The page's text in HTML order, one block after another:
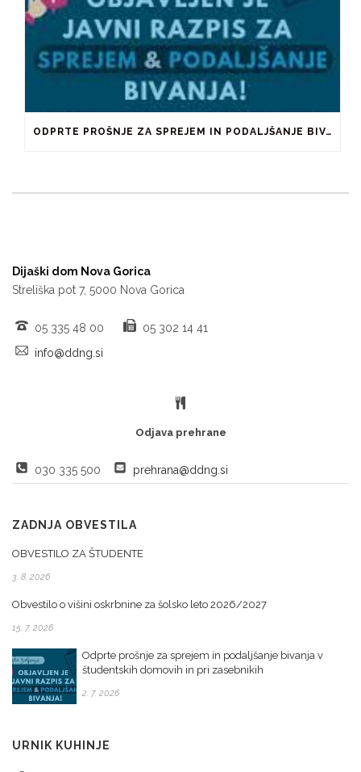
ODPRTE PROŠNJE ZA SPREJEM IN PODALJŠANJE BIVANJA V ŠTUDENTSKIH DOMOVIH IN PRI ZASEBNIKIH
Dijaški dom Nova Gorica
Streliška pot 7, 5000 Nova Gorica
05 335 48 00
05 302 14 41
info@ddng.si
Odjava prehrane
030 335 500 prehrana@ddng.si
ZADNJA OBVESTILA
OBVESTILO ZA ŠTUDENTE
3. 8. 2026
Obvestilo o višini oskrbnine za šolsko leto 2026/2027
15. 7. 2026
Odprte prošnje za sprejem in podaljšanje bivanja v
študentskih domovih in pri zasebnikih
2. 7. 2026
URNIK KUHINJE